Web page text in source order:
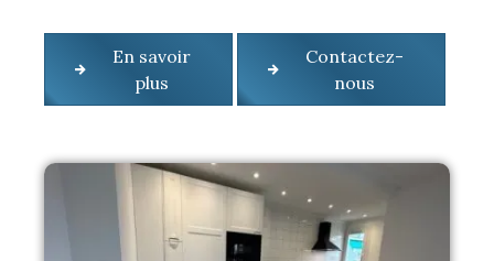
En savoir
plus
Contactez-
nous